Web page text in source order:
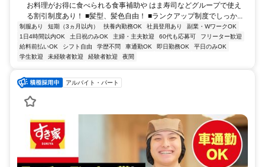
お料理がお得に食べられる食事補助や はま寿司などグループで使え
る割引制度あり！ ■髪型、髪色自由！ ■ランクアップ制度でしっか...
制服あり 短期（3ヵ月以内） 扶養内勤務OK 社員登用あり
副業・WワークOK
1日4時間以内OK
土日祝のみOK 主婦・主夫歓迎 60代も応募可
フリーター歓迎
給料前払いOK
シフト自由 学歴不問 車通勤OK 即日勤務OK
平日のみOK
学生歓迎
未経験者歓迎 経験者歓迎 夜間
アルバイト・パート